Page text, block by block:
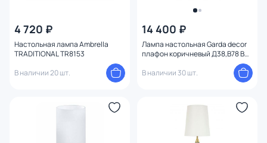
4 720 ₽
Настольная лампа Ambrella
TRADITIONAL TR8153
В наличии 20 шт.
14 400 ₽
Лампа настольная Garda decor
плафон коричневый Д38,В78 BD-
В наличии 30 шт.